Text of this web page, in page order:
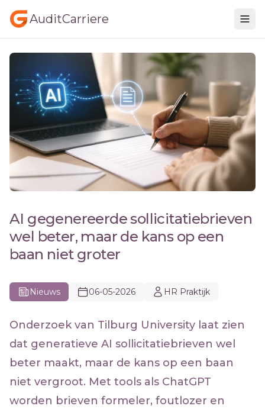
AuditCarriere
AI gegenereerde sollicitatiebrieven
wel beter, maar de kans op een
baan niet groter
Nieuws 06-05-2026 HR Praktijk
Onderzoek van Tilburg University laat zien
dat generatieve AI sollicitatiebrieven wel
beter maakt, maar de kans op een baan
niet vergroot. Met tools als ChatGPT
worden brieven formeler, foutlozer en